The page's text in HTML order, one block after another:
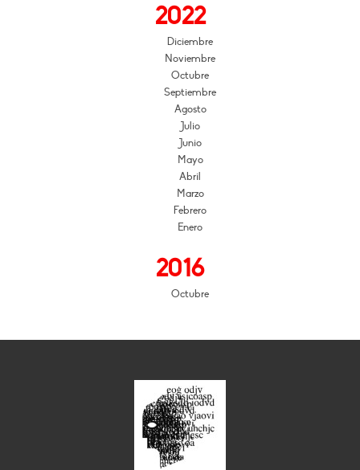
2022
Diciembre
Noviembre
Octubre
Septiembre
Agosto
Julio
Junio
Mayo
Abril
Marzo
Febrero
Enero
2016
Octubre